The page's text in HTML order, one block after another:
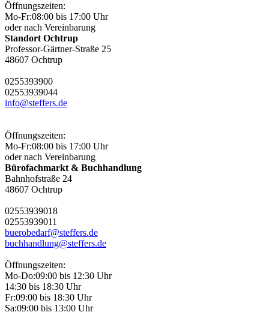
Öffnungszeiten:
Mo-Fr:08:00 bis 17:00 Uhr
oder nach Vereinbarung
Standort Ochtrup
Professor-Gärtner-Straße 25
48607 Ochtrup
0255393900
02553939044
info@steffers.de
Öffnungszeiten:
Mo-Fr:08:00 bis 17:00 Uhr
oder nach Vereinbarung
Bürofachmarkt & Buchhandlung
Bahnhofstraße 24
48607 Ochtrup
02553939018
02553939011
buerobedarf@steffers.de
buchhandlung@steffers.de
Öffnungszeiten:
Mo-Do:09:00 bis 12:30 Uhr
14:30 bis 18:30 Uhr
Fr:09:00 bis 18:30 Uhr
Sa:09:00 bis 13:00 Uhr